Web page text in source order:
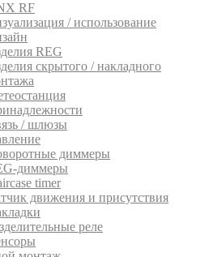
RF
/ использование
REG
скрытого / накладного
/ шлюзы
диммеры
диммеры
timer
движения и присутствия
реле